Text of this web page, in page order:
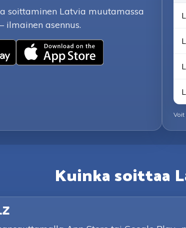
soittaminen Latvia muutamassa
ilmainen asennus.
Voit
Kuinka soittaa